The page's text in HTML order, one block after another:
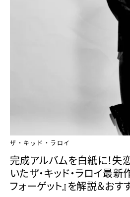
ザ・キッド・ラロイ
完成アルバムを白紙に！失
いたザ・キッド・ラロイ最新
フォーゲット』を解説＆お